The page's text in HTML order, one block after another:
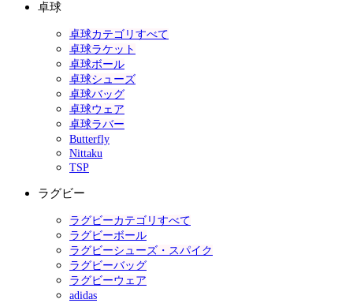
卓球
卓球カテゴリすべて
卓球ラケット
卓球ボール
卓球シューズ
卓球バッグ
卓球ウェア
卓球ラバー
Butterfly
Nittaku
TSP
ラグビー
ラグビーカテゴリすべて
ラグビーボール
ラグビーシューズ・スパイク
ラグビーバッグ
ラグビーウェア
adidas